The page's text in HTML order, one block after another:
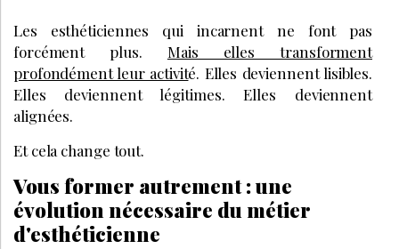
Les esthéticiennes qui incarnent ne font pas
forcément plus. Mais elles transforment
profondément leur activité. Elles deviennent lisibles.
Elles deviennent légitimes. Elles deviennent
alignées.
Et cela change tout.
Vous former autrement : une
évolution nécessaire du métier
d'esthéticienne